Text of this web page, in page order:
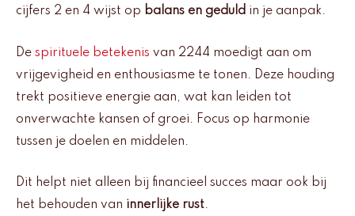
cijfers 2 en 4 wijst op balans en geduld in je aanpak.
De spirituele betekenis van 2244 moedigt aan om
vrijgevigheid en enthousiasme te tonen. Deze houding
trekt positieve energie aan, wat kan leiden tot
onverwachte kansen of groei. Focus op harmonie
tussen je doelen en middelen.
Dit helpt niet alleen bij financieel succes maar ook bij
het behouden van innerlijke rust.